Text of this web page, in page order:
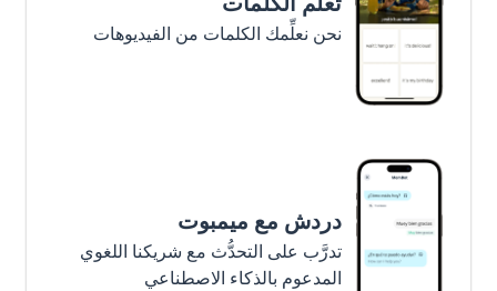
نحن نعلِّمك الكلمات من الفيديوهات
دردش مع ميمبوت
تدرَّب على التحدُّث مع شريكنا اللغوي
المدعوم بالذكاء الاصطناعي